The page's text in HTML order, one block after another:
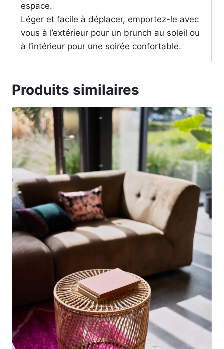
espace.
Léger et facile à déplacer, emportez-le avec
vous à l’extérieur pour un brunch au soleil ou
à l’intérieur pour une soirée confortable.
Produits similaires